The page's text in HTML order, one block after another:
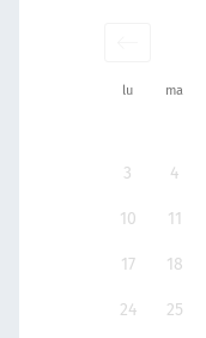
lu ma
3 4
10 11
17 18
24 25